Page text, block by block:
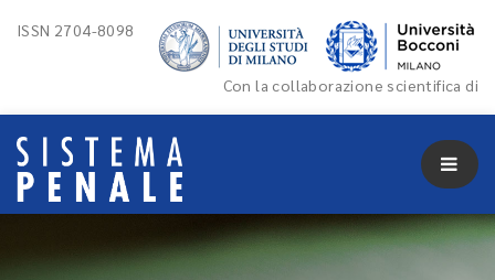
ISSN 2704-8098
Con la collaborazione scientifica di